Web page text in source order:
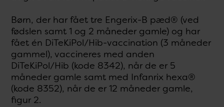
Børn, der har fået tre Engerix-B pæd® (ved
fødslen samt 1 og 2 måneder gamle) og har
fået én DiTeKiPol/Hib-vaccination (3 måneder
gammel), vaccineres med anden
DiTeKiPol/Hib (kode 8342), når de er 5
måneder gamle samt med Infanrix hexa®
(kode 8352), når de er 12 måneder gamle,
figur 2.